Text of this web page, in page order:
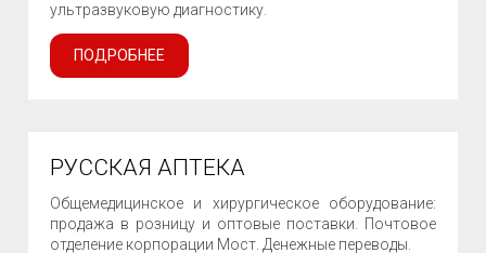
ультразвуковую диагностику.
ПОДРОБНЕЕ
РУССКАЯ АПТЕКА
Общемедицинское и хирургическое оборудование:
продажа в розницу и оптовые поставки. Почтовое
отделение корпорации Мост. Денежные переводы.